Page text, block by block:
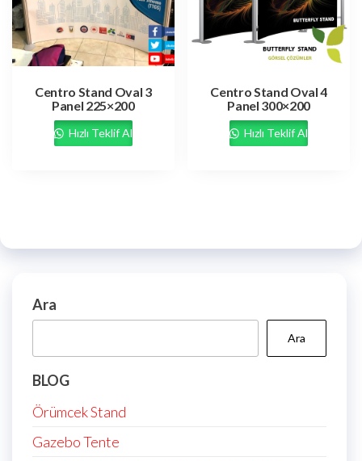
Centro Stand Oval 3
Panel 225×200
Hızlı Teklif Al
Centro Stand Oval 4
Panel 300×200
Hızlı Teklif Al
Ara
Ara
BLOG
Örümcek Stand
Gazebo Tente